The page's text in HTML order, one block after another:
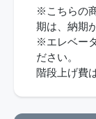
※こちらの
期は、納期
※エレベー
ださい。
階段上げ費